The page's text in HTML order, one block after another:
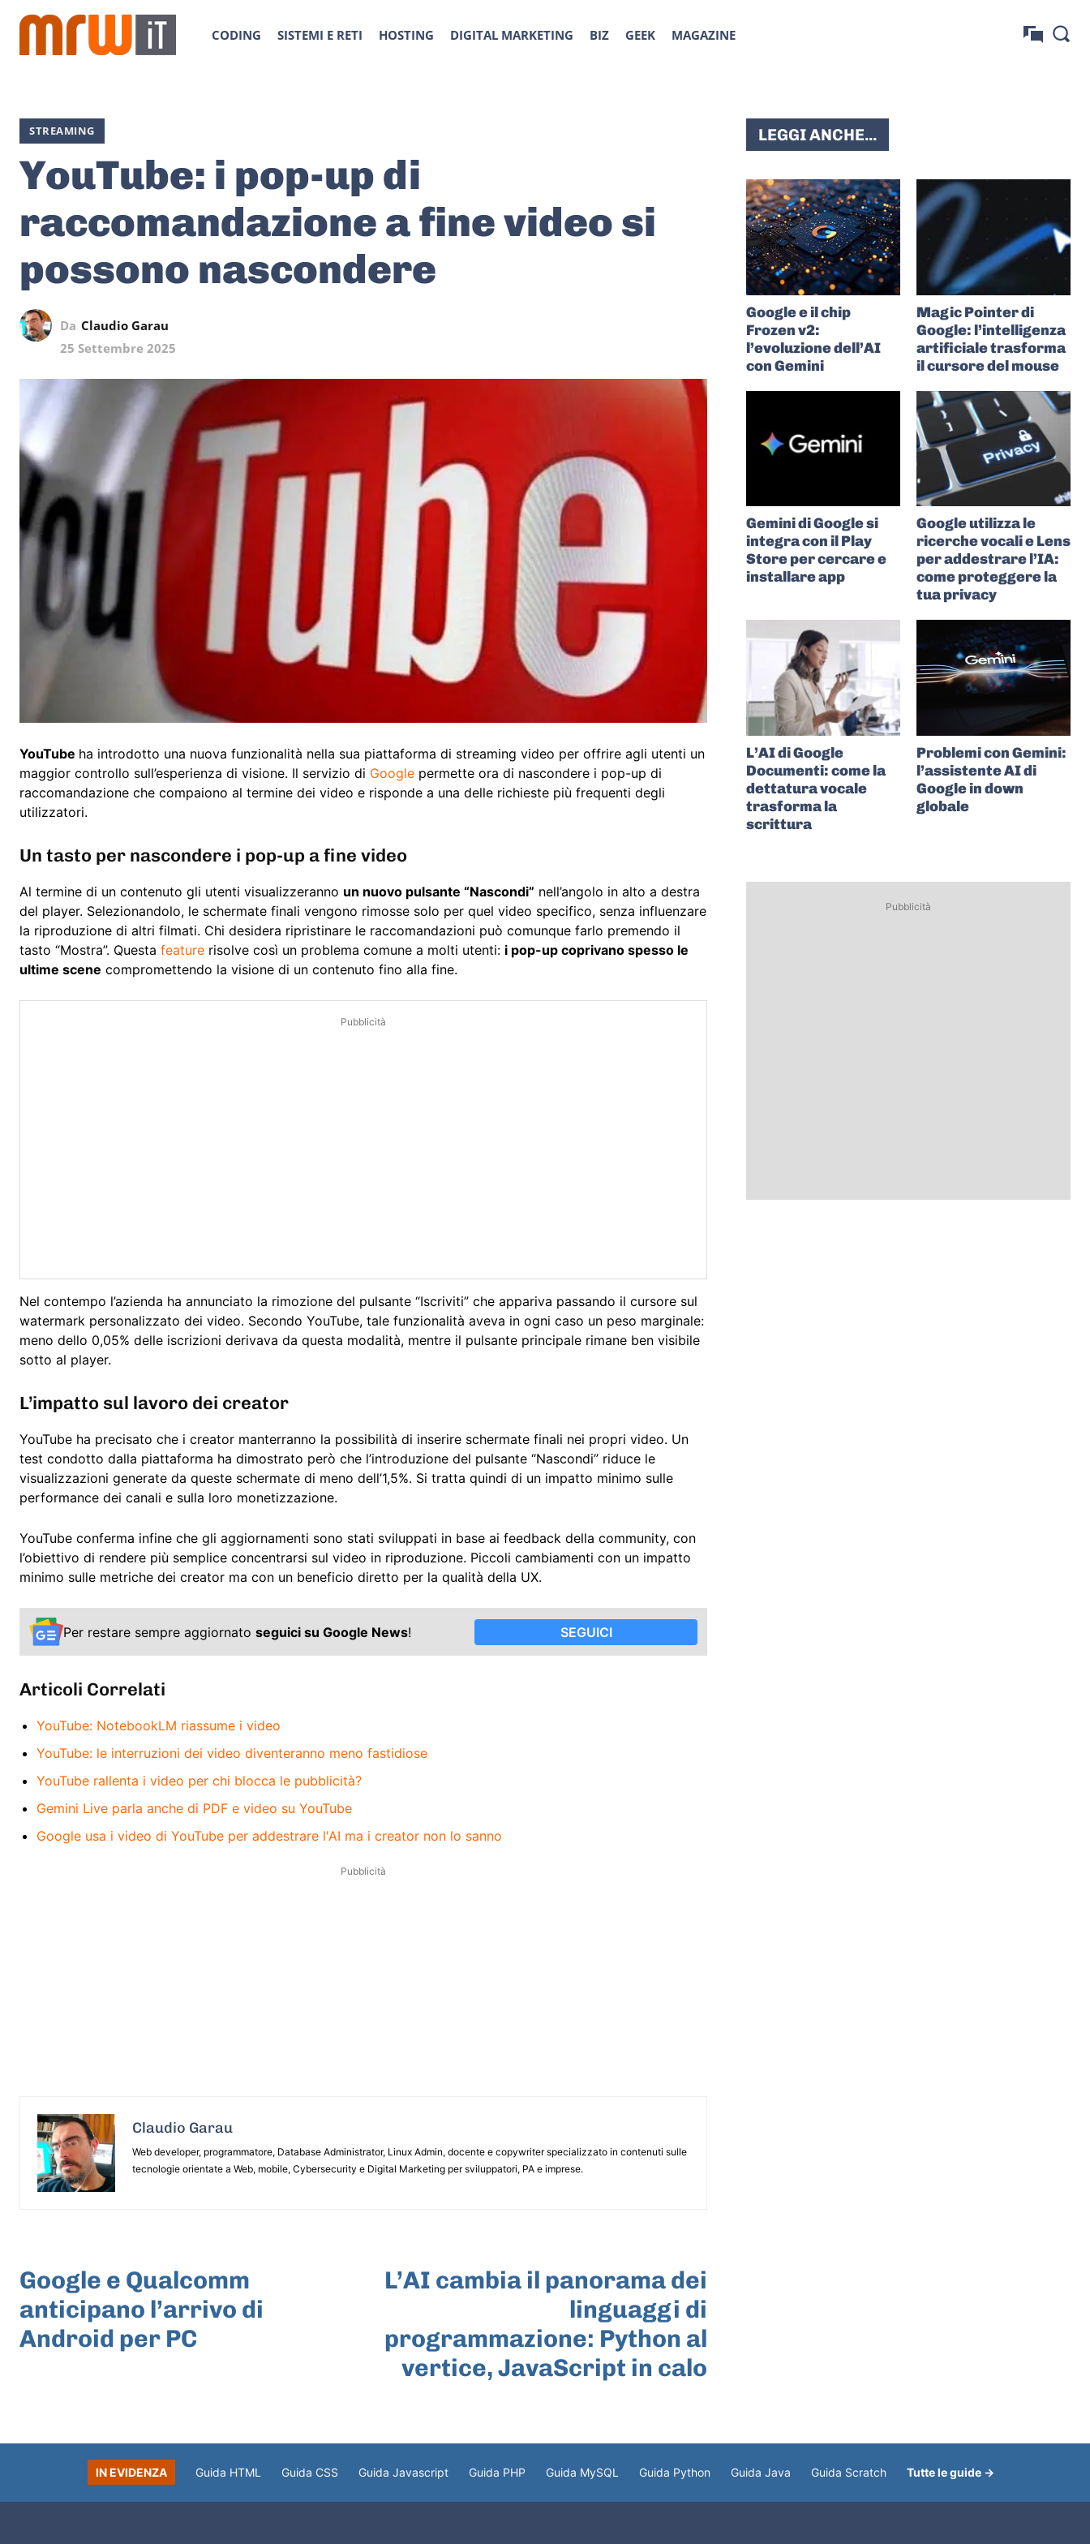
CODING SISTEMI E RETI HOSTING DIGITAL MARKETING BIZ GEEK MAGAZINE
STREAMING
YouTube: i pop-up di
raccomandazione a fine video si
possono nascondere
Da Claudio Garau
25 Settembre 2025
YouTube ha introdotto una nuova funzionalità nella sua piattaforma di streaming video per offrire agli utenti un
maggior controllo sull’esperienza di visione. Il servizio di Google permette ora di nascondere i pop-up di
raccomandazione che compaiono al termine dei video e risponde a una delle richieste più frequenti degli
utilizzatori.
Un tasto per nascondere i pop-up a fine video
Al termine di un contenuto gli utenti visualizzeranno un nuovo pulsante “Nascondi” nell’angolo in alto a destra
del player. Selezionandolo, le schermate finali vengono rimosse solo per quel video specifico, senza influenzare
la riproduzione di altri filmati. Chi desidera ripristinare le raccomandazioni può comunque farlo premendo il
tasto “Mostra”. Questa feature risolve così un problema comune a molti utenti: i pop-up coprivano spesso le
ultime scene compromettendo la visione di un contenuto fino alla fine.
Pubblicità
Nel contempo l’azienda ha annunciato la rimozione del pulsante “Iscriviti” che appariva passando il cursore sul
watermark personalizzato dei video. Secondo YouTube, tale funzionalità aveva in ogni caso un peso marginale:
meno dello 0,05% delle iscrizioni derivava da questa modalità, mentre il pulsante principale rimane ben visibile
sotto al player.
L’impatto sul lavoro dei creator
YouTube ha precisato che i creator manterranno la possibilità di inserire schermate finali nei propri video. Un
test condotto dalla piattaforma ha dimostrato però che l’introduzione del pulsante “Nascondi” riduce le
visualizzazioni generate da queste schermate di meno dell’1,5%. Si tratta quindi di un impatto minimo sulle
performance dei canali e sulla loro monetizzazione.
YouTube conferma infine che gli aggiornamenti sono stati sviluppati in base ai feedback della community, con
l’obiettivo di rendere più semplice concentrarsi sul video in riproduzione. Piccoli cambiamenti con un impatto
minimo sulle metriche dei creator ma con un beneficio diretto per la qualità della UX.
Per restare sempre aggiornato seguici su Google News! SEGUICI
Articoli Correlati
YouTube: NotebookLM riassume i video
YouTube: le interruzioni dei video diventeranno meno fastidiose
YouTube rallenta i video per chi blocca le pubblicità?
Gemini Live parla anche di PDF e video su YouTube
Google usa i video di YouTube per addestrare l'AI ma i creator non lo sanno
Pubblicità
Claudio Garau
Web developer, programmatore, Database Administrator, Linux Admin, docente e copywriter specializzato in contenuti sulle
tecnologie orientate a Web, mobile, Cybersecurity e Digital Marketing per sviluppatori, PA e imprese.
Google e Qualcomm
anticipano l’arrivo di
Android per PC
L’AI cambia il panorama dei
linguaggi di
programmazione: Python al
vertice, JavaScript in calo
LEGGI ANCHE...
Google e il chip
Frozen v2:
l’evoluzione dell’AI
con Gemini
Magic Pointer di
Google: l’intelligenza
artificiale trasforma
il cursore del mouse
Gemini di Google si
integra con il Play
Store per cercare e
installare app
Google utilizza le
ricerche vocali e Lens
per addestrare l’IA:
come proteggere la
tua privacy
L’AI di Google
Documenti: come la
dettatura vocale
trasforma la
scrittura
Problemi con Gemini:
l’assistente AI di
Google in down
globale
Pubblicità
IN EVIDENZA Guida HTML Guida CSS Guida Javascript Guida PHP Guida MySQL Guida Python Guida Java Guida Scratch Tutte le guide →